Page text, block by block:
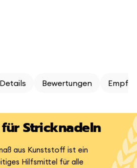
Details Bewertungen
Stricknadeln
aus Kunststoff ist ein
Hilfsmittel für alle